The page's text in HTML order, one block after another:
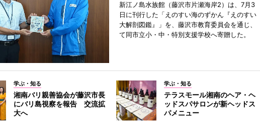
新江ノ島水族館（藤沢市片瀬海岸2）は、7月3
日に刊行した「えのすい海のずかん『えのすい
大解剖図鑑』」を、藤沢市教育委員会を通じ、
て同市立小・中・特別支援学校へ寄贈した。
学ぶ・知る
湘南バリ親善協会が藤沢市長
にバリ島視察を報告 交流拡
大へ
学ぶ・知る
テラスモール湘南のヘア・ヘ
ッドスパサロンが新ヘッドス
パメニュー